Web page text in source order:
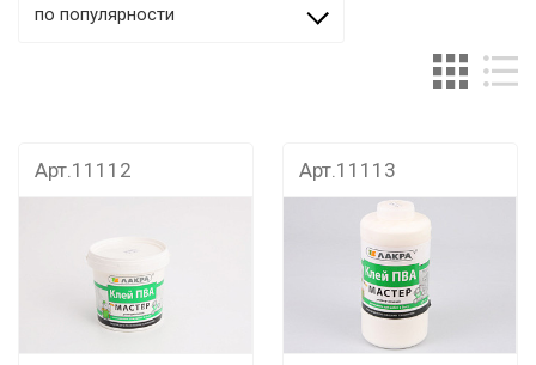
по популярности
Арт.11112 Арт.11113